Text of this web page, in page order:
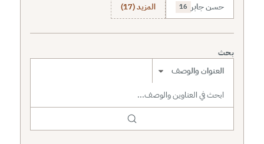
حسن جابر 16 المزيد (17)
بحث
نطاق البحث